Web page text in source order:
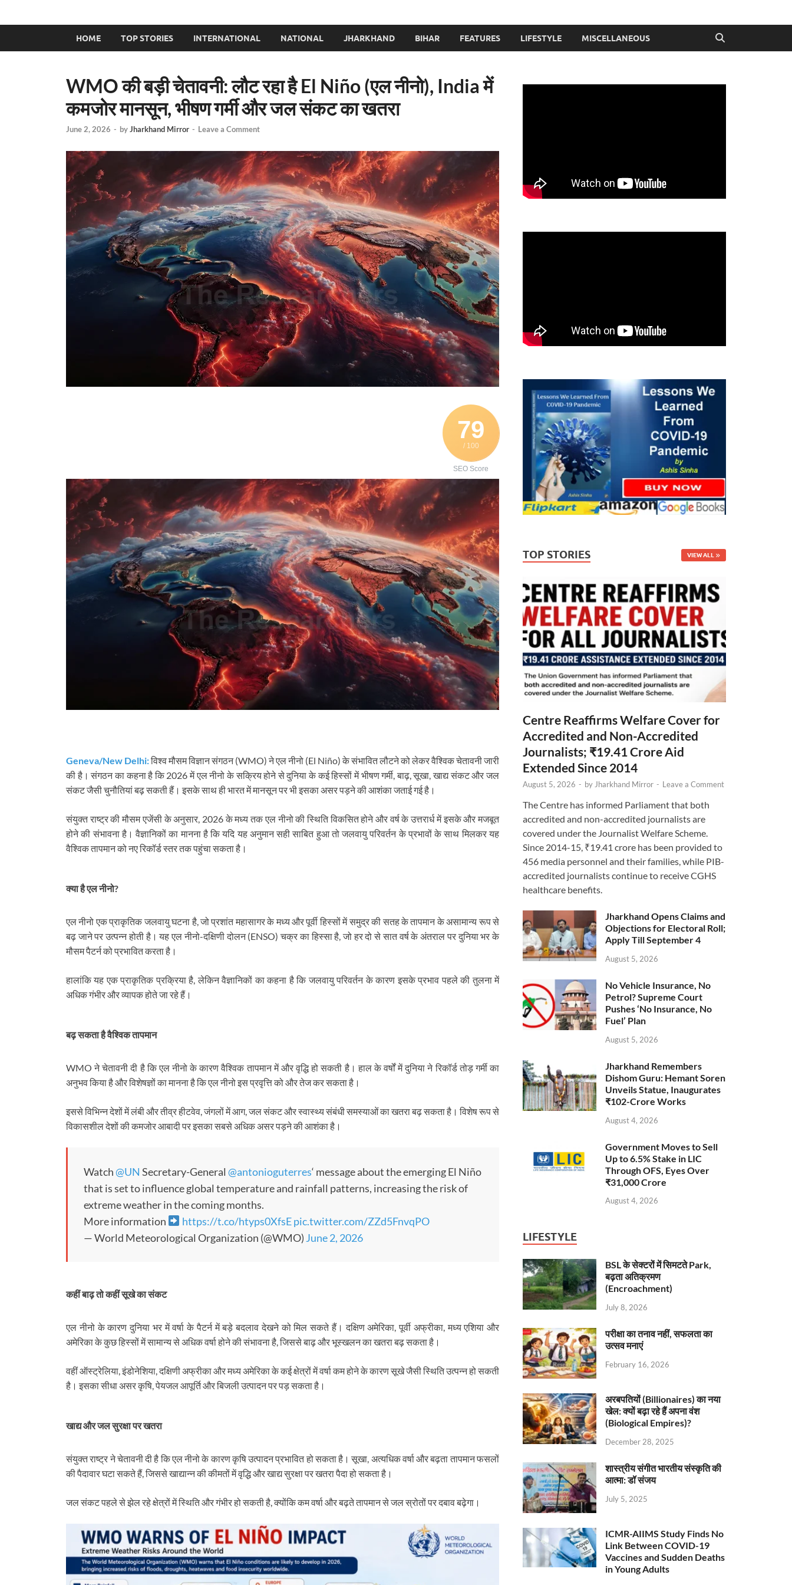
HOME TOP STORIES INTERNATIONAL NATIONAL JHARKHAND BIHAR FEATURES LIFESTYLE MISCELLANEOUS
WMO की बड़ी चेतावनी: लौट रहा है El Niño (एल नीनो), India में
कमजोर मानसून, भीषण गर्मी और जल संकट का खतरा
June 2, 2026 - byJharkhand Mirror - Leave a Comment
79
/ 100
SEO Score
Geneva/New Delhi:विश्व मौसम विज्ञान संगठन (WMO) ने एल नीनो (El Niño) के संभावित लौटने को लेकर वैश्विक चेतावनी जारी
की है। संगठन का कहना है कि 2026 में एल नीनो के सक्रिय होने से दुनिया के कई हिस्सों में भीषण गर्मी, बाढ़, सूखा, खाद्य संकट और जल
संकट जैसी चुनौतियां बढ़ सकती हैं। इसके साथ ही भारत में मानसून पर भी इसका असर पड़ने की आशंका जताई गई है।
संयुक्त राष्ट्र की मौसम एजेंसी के अनुसार, 2026 के मध्य तक एल नीनो की स्थिति विकसित होने और वर्ष के उत्तरार्ध में इसके और मजबूत
होने की संभावना है। वैज्ञानिकों का मानना है कि यदि यह अनुमान सही साबित हुआ तो जलवायु परिवर्तन के प्रभावों के साथ मिलकर यह
वैश्विक तापमान को नए रिकॉर्ड स्तर तक पहुंचा सकता है।
क्या है एल नीनो?
एल नीनो एक प्राकृतिक जलवायु घटना है, जो प्रशांत महासागर के मध्य और पूर्वी हिस्सों में समुद्र की सतह के तापमान के असामान्य रूप से
बढ़ जाने पर उत्पन्न होती है। यह एल नीनो-दक्षिणी दोलन (ENSO) चक्र का हिस्सा है, जो हर दो से सात वर्ष के अंतराल पर दुनिया भर के
मौसम पैटर्न को प्रभावित करता है।
हालांकि यह एक प्राकृतिक प्रक्रिया है, लेकिन वैज्ञानिकों का कहना है कि जलवायु परिवर्तन के कारण इसके प्रभाव पहले की तुलना में
अधिक गंभीर और व्यापक होते जा रहे हैं।
बढ़ सकता है वैश्विक तापमान
WMO ने चेतावनी दी है कि एल नीनो के कारण वैश्विक तापमान में और वृद्धि हो सकती है। हाल के वर्षों में दुनिया ने रिकॉर्ड तोड़ गर्मी का
अनुभव किया है और विशेषज्ञों का मानना है कि एल नीनो इस प्रवृत्ति को और तेज कर सकता है।
इससे विभिन्न देशों में लंबी और तीव्र हीटवेव, जंगलों में आग, जल संकट और स्वास्थ्य संबंधी समस्याओं का खतरा बढ़ सकता है। विशेष रूप से
विकासशील देशों की कमजोर आबादी पर इसका सबसे अधिक असर पड़ने की आशंका है।
Watch@UN Secretary-General @antonioguterres‘ message about the emerging El Niño
that is set to influence global temperature and rainfall patterns, increasing the risk of
extreme weather in the coming months.
More information
https://t.co/htyps0XfsE pic.twitter.com/ZZd5FnvqPO
— World Meteorological Organization (@WMO) June 2, 2026
कहीं बाढ़ तो कहीं सूखे का संकट
एल नीनो के कारण दुनिया भर में वर्षा के पैटर्न में बड़े बदलाव देखने को मिल सकते हैं। दक्षिण अमेरिका, पूर्वी अफ्रीका, मध्य एशिया और
अमेरिका के कुछ हिस्सों में सामान्य से अधिक वर्षा होने की संभावना है, जिससे बाढ़ और भूस्खलन का खतरा बढ़ सकता है।
वहीं ऑस्ट्रेलिया, इंडोनेशिया, दक्षिणी अफ्रीका और मध्य अमेरिका के कई क्षेत्रों में वर्षा कम होने के कारण सूखे जैसी स्थिति उत्पन्न हो सकती
है। इसका सीधा असर कृषि, पेयजल आपूर्ति और बिजली उत्पादन पर पड़ सकता है।
खाद्य और जल सुरक्षा पर खतरा
संयुक्त राष्ट्र ने चेतावनी दी है कि एल नीनो के कारण कृषि उत्पादन प्रभावित हो सकता है। सूखा, अत्यधिक वर्षा और बढ़ता तापमान फसलों
की पैदावार घटा सकते हैं, जिससे खाद्यान्न की कीमतों में वृद्धि और खाद्य सुरक्षा पर खतरा पैदा हो सकता है।
जल संकट पहले से झेल रहे क्षेत्रों में स्थिति और गंभीर हो सकती है, क्योंकि कम वर्षा और बढ़ते तापमान से जल स्रोतों पर दबाव बढ़ेगा।
TOP STORIES VIEW ALL
Centre Reaffirms Welfare Cover for
Accredited and Non-Accredited
Journalists; ₹19.41 Crore Aid
Extended Since 2014
August 5, 2026 - by Jharkhand Mirror - Leave a Comment
The Centre has informed Parliament that both
accredited and non-accredited journalists are
covered under the Journalist Welfare Scheme.
Since 2014-15, ₹19.41 crore has been provided to
456 media personnel and their families, while PIB-
accredited journalists continue to receive CGHS
healthcare benefits.
Jharkhand Opens Claims and
Objections for Electoral Roll;
Apply Till September 4
August 5, 2026
No Vehicle Insurance, No
Petrol? Supreme Court
Pushes ‘No Insurance, No
Fuel’ Plan
August 5, 2026
Jharkhand Remembers
Dishom Guru: Hemant Soren
Unveils Statue, Inaugurates
₹102-Crore Works
August 4, 2026
Government Moves to Sell
Up to 6.5% Stake in LIC
Through OFS, Eyes Over
₹31,000 Crore
August 4, 2026
LIFESTYLE
BSL के सेक्टरों में सिमटते Park,
बढ़ता अतिक्रमण
(Encroachment)
July 8, 2026
परीक्षा का तनाव नहीं, सफलता का
उत्सव मनाएं
February 16, 2026
अरबपतियों (Billionaires) का नया
खेल: क्यों बढ़ा रहे हैं अपना वंश
(Biological Empires)?
December 28, 2025
शास्त्रीय संगीत भारतीय संस्कृति की
आत्मा: डॉ संजय
July 5, 2025
ICMR-AIIMS Study Finds No
Link Between COVID-19
Vaccines and Sudden Deaths
in Young Adults